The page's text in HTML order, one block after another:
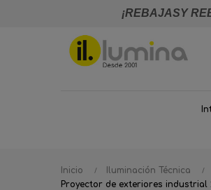
¡REBAJASY
Inicio Iluminación Técnica
Proyector de exteriores industrial